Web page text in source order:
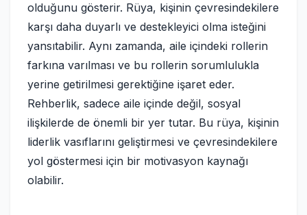
olduğunu gösterir. Rüya, kişinin çevresindekilere
karşı daha duyarlı ve destekleyici olma isteğini
yansıtabilir. Aynı zamanda, aile içindeki rollerin
farkına varılması ve bu rollerin sorumlulukla
yerine getirilmesi gerektiğine işaret eder.
Rehberlik, sadece aile içinde değil, sosyal
ilişkilerde de önemli bir yer tutar. Bu rüya, kişinin
liderlik vasıflarını geliştirmesi ve çevresindekilere
yol göstermesi için bir motivasyon kaynağı
olabilir.